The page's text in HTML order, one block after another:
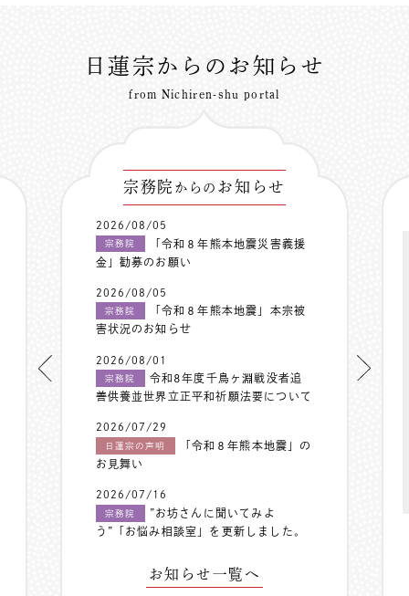
日蓮宗からのお知らせ
from Nichiren-shu portal
宗務院 からの お知らせ
2026/08/05
宗務院
「令和８年熊本地震災害義援
金」勧募のお願い
2026/08/05
宗務院
「令和８年熊本地震」本宗被
害状況のお知らせ
2026/08/01
宗務院
令和8年度千鳥ヶ淵戦没者追
善供養並世界立正平和祈願法要について
2026/07/29
日蓮宗の声明
「令和８年熊本地震」の
お見舞い
2026/07/16
宗務院
”お坊さんに聞いてみよ
う”「お悩み相談室」を更新しました。
お知らせ一覧へ